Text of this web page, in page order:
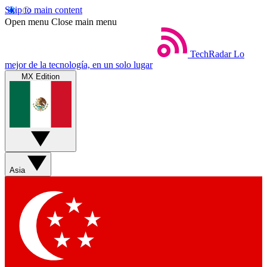
Skip to main content
Open menu Close main menu
TechRadar Lo
mejor de la tecnología, en un solo lugar
MX Edition
Asia